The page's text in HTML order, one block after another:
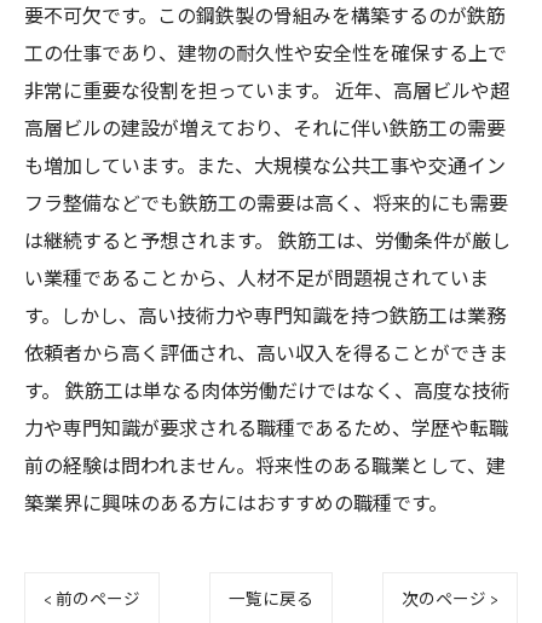
要不可欠です。この鋼鉄製の骨組みを構築するのが鉄筋
工の仕事であり、建物の耐久性や安全性を確保する上で
非常に重要な役割を担っています。 近年、高層ビルや超
高層ビルの建設が増えており、それに伴い鉄筋工の需要
も増加しています。また、大規模な公共工事や交通イン
フラ整備などでも鉄筋工の需要は高く、将来的にも需要
は継続すると予想されます。 鉄筋工は、労働条件が厳し
い業種であることから、人材不足が問題視されていま
す。しかし、高い技術力や専門知識を持つ鉄筋工は業務
依頼者から高く評価され、高い収入を得ることができま
す。 鉄筋工は単なる肉体労働だけではなく、高度な技術
力や専門知識が要求される職種であるため、学歴や転職
前の経験は問われません。将来性のある職業として、建
築業界に興味のある方にはおすすめの職種です。
< 前のページ 一覧に戻る 次のページ >